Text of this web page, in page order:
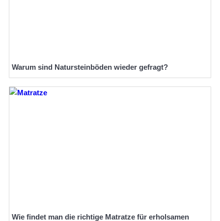
Warum sind Natursteinböden wieder gefragt?
Wie findet man die richtige Matratze für erholsamen